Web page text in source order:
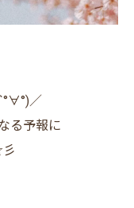
／
る予報に